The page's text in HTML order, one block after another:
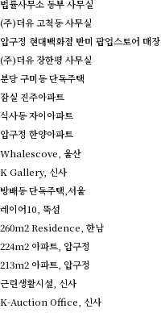
법률사무소 동부 사무실
(주)더유 고척동 사무실
압구정 현대백화점 반미 팝업스토어 매장
(주)더유 장한평 사무실
분당 구미동 단독주택
잠실 진주아파트
식사동 자이아파트
압구정 한양아파트
Whalescove, 울산
K Gallery, 신사
방배동 단독주택,서울
레이어10, 뚝섬
260m2 Residence, 한남
224m2 아파트, 압구정
213m2 아파트, 압구정
근린생활시설, 신사
K-Auction Office, 신사